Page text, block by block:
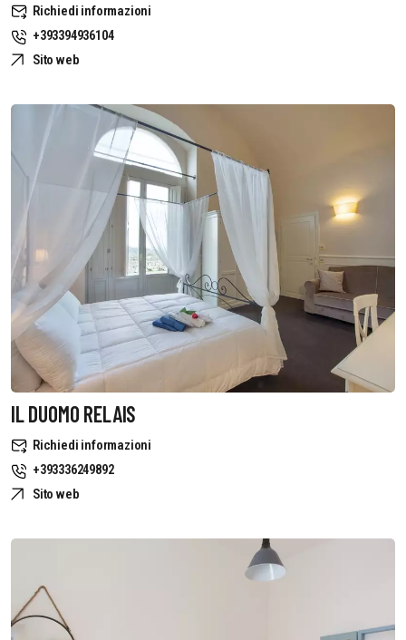
Richiedi informazioni
+393394936104
Sito web
IL DUOMO RELAIS
Richiedi informazioni
+393336249892
Sito web